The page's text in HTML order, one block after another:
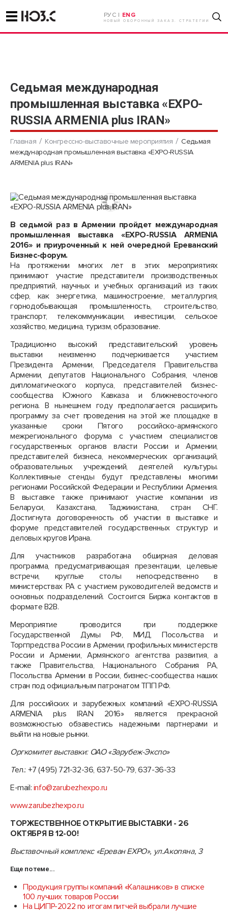
РУС | ENG
НОВЫЙ ОБОРОННЫЙ ЗАКАЗ. СТРАТЕГИИ
Седьмая международная
промышленная выставка «EXPO-
RUSSIA ARMENIA plus IRAN»
Главная Конгрессно-выставочные мероприятия
Седьмая
международная промышленная выставка «EXPO-RUSSIA
ARMENIA plus IRAN»
В седьмой раз в Армении пройдет международная
промышленная выставка «EXPO-RUSSIA ARMENIA
2016» и приуроченный к ней очередной Ереванский
Бизнес-форум.
На протяжении многих лет в этих мероприятиях
принимают участие представители производственных
предприятий, научных и учебных организаций из таких
сфер, как энергетика, машиностроение, металлургия,
горнодобывающая промышленность, строительство,
транспорт, телекоммуникации, инвестиции, сельское
хозяйство, медицина, туризм, образование.
Традиционно высокий представительский уровень
выставки неизменно подчеркивается участием
Президента Армении, Председателя Правительства
Армении, депутатов Национального Собрания, членов
дипломатического корпуса, представителей бизнес-
сообщества Южного Кавказа и ближневосточного
региона. В нынешнем году предполагается расширить
программу за счет проведения на этой же площадке в
указанные сроки Пятого российско-армянского
межрегионального форума с участием специалистов
государственных органов власти России и Армении,
представителей бизнеса, некоммерческих организаций,
образовательных учреждений, деятелей культуры.
Коллективные стенды будут представлены многими
регионами Российской Федерации и Республики Армения.
В выставке также принимают участие компании из
Беларуси, Казахстана, Таджикистана, стран СНГ.
Достигнута договоренность об участии в выставке и
форуме представителей государственных структур и
деловых кругов Ирана.
Для участников разработана обширная деловая
программа, предусматривающая презентации, целевые
встречи, круглые столы непосредственно в
министерствах РА с участием руководителей ведомств и
основных подразделений. Состоится Биржа контактов в
формате В2В.
Мероприятие проводится при поддержке
Государственной Думы РФ, МИД, Посольства и
Торгпредства России в Армении, профильных министерств
России и Армении, Армянского агентства развития, а
также Правительства, Национального Собрания РА,
Посольства Армении в России, бизнес-сообщества наших
стран под официальным патронатом ТПП РФ.
Для российских и зарубежных компаний «EXPO-RUSSIA
ARMENIA plus IRAN 2016» является прекрасной
возможностью обзавестись надежными партнерами и
выйти на новые рынки.
Оргкомитет выставки: ОАО «Зарубеж-Экспо»
Тел.: +7 (495) 721-32-36, 637-50-79, 637-36-33
E-mail: info@zarubezhexpo.ru
www.zarubezhexpo.ru
ТОРЖЕСТВЕННОЕ ОТКРЫТИЕ ВЫСТАВКИ - 26
ОКТЯБРЯ В 12-00!
Выставочный комплекс «ЕреванEXPO», ул.Акопяна, 3
Еще по теме...
Продукция группы компаний «Калашников» в списке
100 лучших товаров России
На ЦИПР-2022 по итогам питчей выбрали лучшие